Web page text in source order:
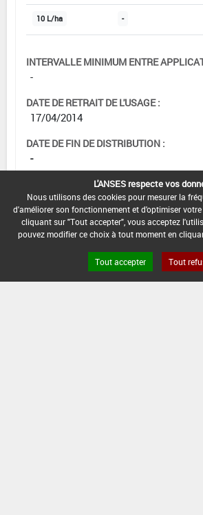
10 L/ha -
INTERVALLE MINIMUM ENTRE
-
DATE DE RETRAIT DE L'USAGE :
17/04/2014
DATE DE FIN DE DISTRIBUTION :
-
DATE DE FIN D'UTILISATION :
30/06/2014
L'ANSES respecte vos
Nous utilisons des cookies pour mesurer la
d'améliorer son fonctionnement et d'optimiser
cliquant sur "Tout accepter", vous acceptez
pouvez modifier ce choix à tout moment en
Tout accepter Tout